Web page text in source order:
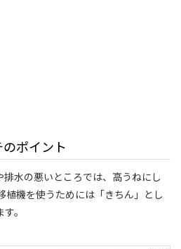
ポイント
水の悪いところでは、高うねにし
植機を使うためには「きちん」とし
。